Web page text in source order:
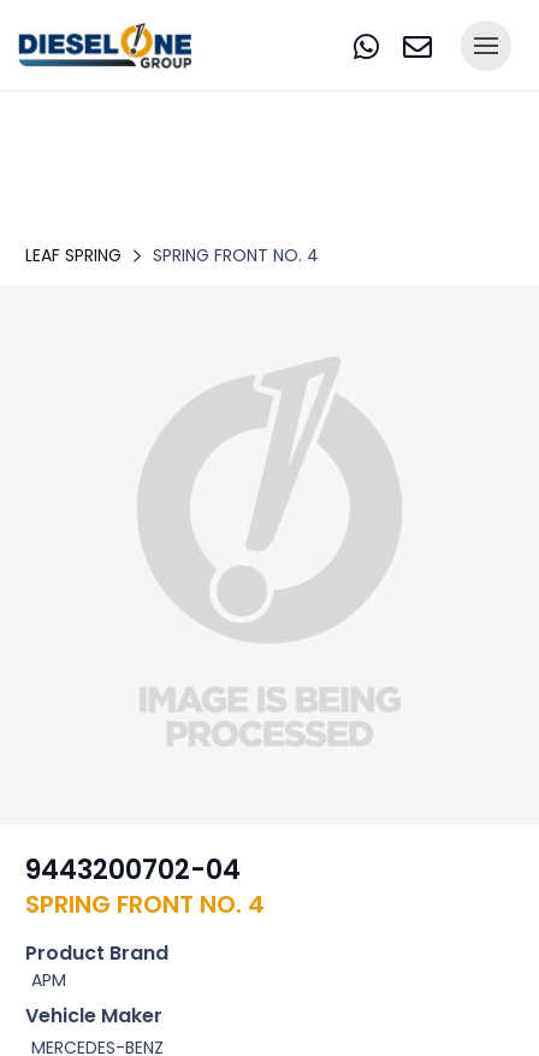
LEAF SPRING SPRING FRONT NO. 4
9443200702-04
SPRING FRONT NO. 4
Product Brand
APM
Vehicle Maker
MERCEDES-BENZ